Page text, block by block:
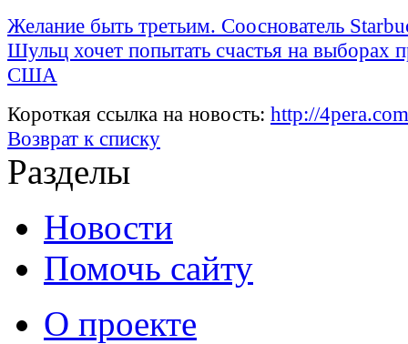
Желание быть третьим. Сооснователь
Шульц хочет попытать счастья на выборах
США
Короткая ссылка на новость: http://
Возврат к списку
Разделы
Новости
Помочь сайту
О проекте